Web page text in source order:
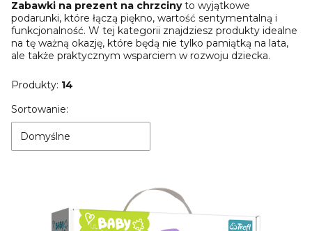
Zabawki na prezent na chrzcinyto wyjątkowe
podarunki, które łączą piękno, wartość sentymentalną i
funkcjonalność. W tej kategorii znajdziesz produkty idealne
na tę ważną okazję, które będą nie tylko pamiątką na lata,
ale także praktycznym wsparciem w rozwoju dziecka.
Produkty: 14
Lista produktów
Sortowanie:
Domyślne